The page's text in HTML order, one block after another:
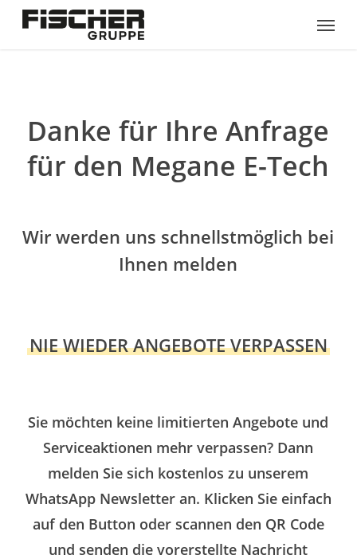
Menu
Danke für Ihre Anfrage
für den Megane E-Tech
Wir werden uns schnellstmöglich bei
Ihnen melden
NIE WIEDER ANGEBOTE VERPASSEN
Sie möchten keine limitierten Angebote und
Serviceaktionen mehr verpassen? Dann
melden Sie sich kostenlos zu unserem
WhatsApp Newsletter an. Klicken Sie einfach
auf den Button oder scannen den QR Code
und senden die vorerstellte Nachricht